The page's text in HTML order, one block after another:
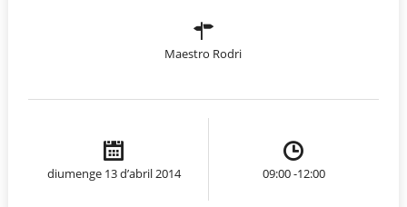
Maestro Rodri
diumenge 13 d’abril 2014 09:00 -12:00